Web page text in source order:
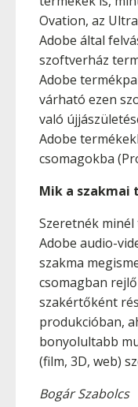
Ovation, az
Adobe által
szoftverház
Adobe
várható ezen
való
Adobe
csomagokba
Mik a szakmai
Szeretnék
Adobe audio-
szakma
csomagban
szakértőként
produkcióban,
bonyolultabb
(film, 3D, web)
Bogár Szabolcs